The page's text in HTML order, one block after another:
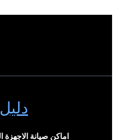
اماكن صيانة الاجهزة